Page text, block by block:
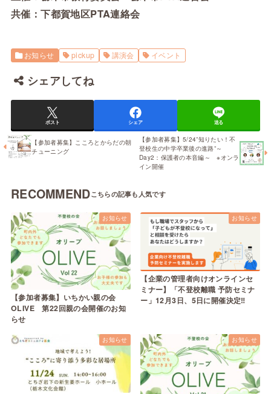
共催：下都賀地区PTA連絡会
お知らせ pickup 講演会 イベント
シェアしてね
ポスト シェア 送る
【参加者募集】こころとからだの朝
チューニング
【参加者募集】5/24”知りたい！不
登校生の中学卒業後の進路”～
Day2：保護者の本音編～ ※オンラ
イン開催
RECOMMEND
お知らせ
【参加者募集】いちかい親の会
OLIVE 第22回親の会開催のお知
らせ
お知らせ
【企業の管理者向けオンラインセ
ミナー】「不登校離職 予防セミナ
ー」12月3日、5日に開催決定‼︎
お知らせ お知らせ